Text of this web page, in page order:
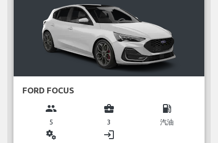
FORD FOCUS
group
5
business_center
3
local_gas_station
汽油
miscellaneous_services login